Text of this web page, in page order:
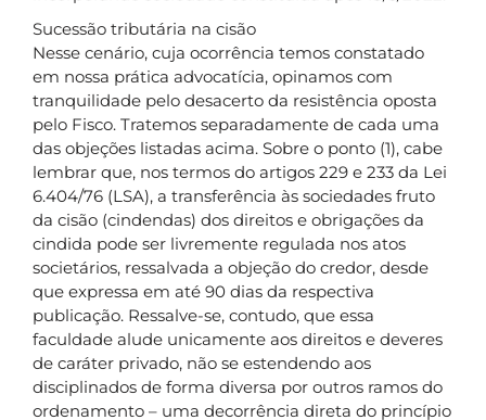
Sucessão tributária na cisão
Nesse cenário, cuja ocorrência temos constatado
em nossa prática advocatícia, opinamos com
tranquilidade pelo desacerto da resistência oposta
pelo Fisco. Tratemos separadamente de cada uma
das objeções listadas acima. Sobre o ponto (1), cabe
lembrar que, nos termos do artigos 229 e 233 da Lei
6.404/76 (LSA), a transferência às sociedades fruto
da cisão (cindendas) dos direitos e obrigações da
cindida pode ser livremente regulada nos atos
societários, ressalvada a objeção do credor, desde
que expressa em até 90 dias da respectiva
publicação. Ressalve-se, contudo, que essa
faculdade alude unicamente aos direitos e deveres
de caráter privado, não se estendendo aos
disciplinados de forma diversa por outros ramos do
ordenamento – uma decorrência direta do princípio